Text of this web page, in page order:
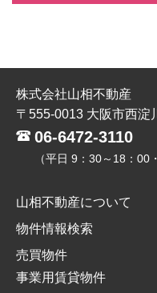
株式会社山相不動産
〒555-0013 大阪市西淀
06-6472-3110
（平日 9：30～18：00
山相不動産について
物件情報検索
売買物件
事業用賃貸物件